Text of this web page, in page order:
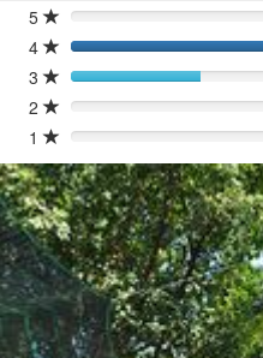
5 0%
4
140%
3
60%
2
0%
1
0%